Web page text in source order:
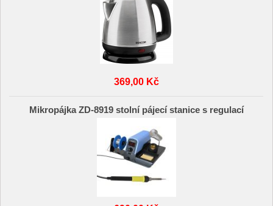
369,00 Kč
Mikropájka ZD-8919 stolní pájecí stanice s regulací